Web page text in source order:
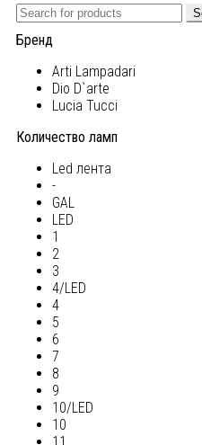
Бренд
Arti Lampadari
Dio D`arte
Lucia Tucci
Количество ламп
Led лента
-
GAL
LED
1
2
3
4/LED
4
5
6
7
8
9
10/LED
10